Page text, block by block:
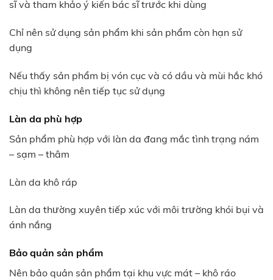
sĩ và tham khảo ý kiến bác sĩ trước khi dùng
Chỉ nên sử dụng sản phẩm khi sản phẩm còn hạn sử
dụng
Nếu thấy sản phẩm bị vón cục và có dầu và mùi hắc khó
chịu thì không nên tiếp tục sử dụng
Làn da phù hợp
Sản phẩm phù hợp với làn da đang mắc tình trạng nám
– sạm – thâm
Làn da khô ráp
Làn da thường xuyên tiếp xúc với môi trường khói bụi và
ánh nắng
Bảo quản sản phẩm
Nên bảo quản sản phẩm tại khu vực mát – khô ráo